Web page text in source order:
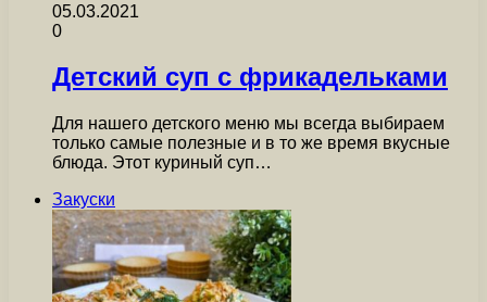
05.03.2021
0
Детский суп с фрикадельками
Для нашего детского меню мы всегда выбираем
только самые полезные и в то же время вкусные
блюда. Этот куриный суп…
Закуски